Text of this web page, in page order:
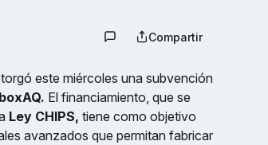
Compartir
este miércoles una subvención
El financiamiento, que se
Ley CHIPS, tiene como objetivo
avanzados que permitan fabricar